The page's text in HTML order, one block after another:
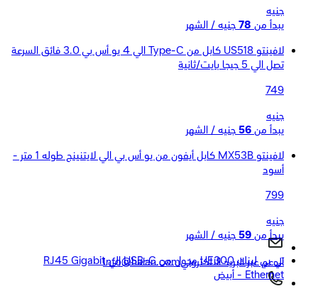
جنيه
يبدأ من 78 جنيه / الشهر
لافينتو US518 كابل من Type-C الي 4 يو أس بي 3.0 فائق السرعة
تصل الي 5 جيجا بايت/ثانية
749
جنيه
يبدأ من 56 جنيه / الشهر
لافينتو MX53B كابل أيفون من يو أس بي الي لايتنينج طوله 1 متر -
أسود
799
جنيه
يبدأ من 59 جنيه / الشهر
تي بي لينك UE300 محول من USB-C إلي RJ45 Gigabit
Ethernet - أبيض
الدعم عبر البريد الالكترونيInfo@halan.com